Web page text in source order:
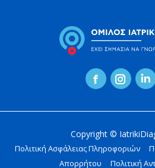
Facebook
in
Instagram
in
new
in
Copyright ©
Πολιτική Ασφάλειας Πληροφοριών
Απορρήτου
Πολιτική